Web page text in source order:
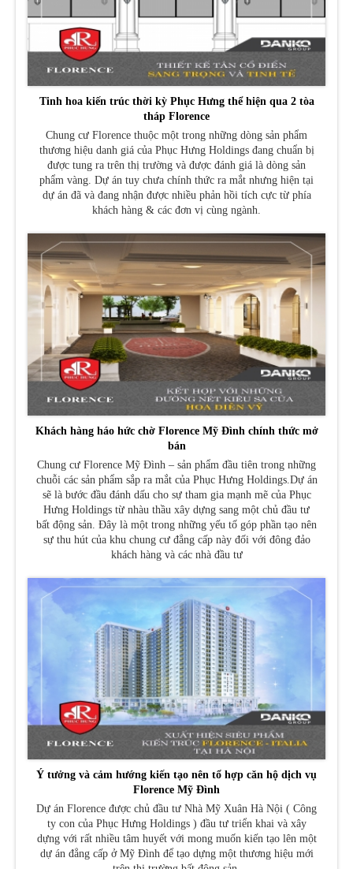
Tinh hoa kiến trúc thời kỳ Phục Hưng thể hiện qua 2 tòa
tháp Florence
Chung cư Florence thuộc một trong những dòng sản phẩm
thương hiệu danh giá của Phục Hưng Holdings đang chuẩn bị
được tung ra trên thị trường và được đánh giá là dòng sản
phẩm vàng. Dự án tuy chưa chính thức ra mắt nhưng hiện tại
dự án đã và đang nhận được nhiều phản hồi tích cực từ phía
khách hàng & các đơn vị cùng ngành.
Khách hàng háo hức chờ Florence Mỹ Đình chính thức mở
bán
Chung cư Florence Mỹ Đình – sản phẩm đầu tiên trong những
chuỗi các sản phẩm sắp ra mắt của Phục Hưng Holdings.Dự án
sẽ là bước đầu đánh dấu cho sự tham gia mạnh mẽ của Phục
Hưng Holdings từ nhàu thầu xây dựng sang một chủ đầu tư
bất động sản. Đây là một trong những yếu tố góp phần tạo nên
sự thu hút của khu chung cư đẳng cấp này đối với đông đảo
khách hàng và các nhà đầu tư
Ý tưởng và cảm hướng kiến tạo nên tổ hợp căn hộ dịch vụ
Florence Mỹ Đình
Dự án Florence được chủ đầu tư Nhà Mỹ Xuân Hà Nội ( Công
ty con của Phục Hưng Holdings ) đầu tư triển khai và xây
dựng với rất nhiều tâm huyết với mong muốn kiến tạo lên một
dự án đẳng cấp ở Mỹ Đình để tạo dựng một thương hiệu mới